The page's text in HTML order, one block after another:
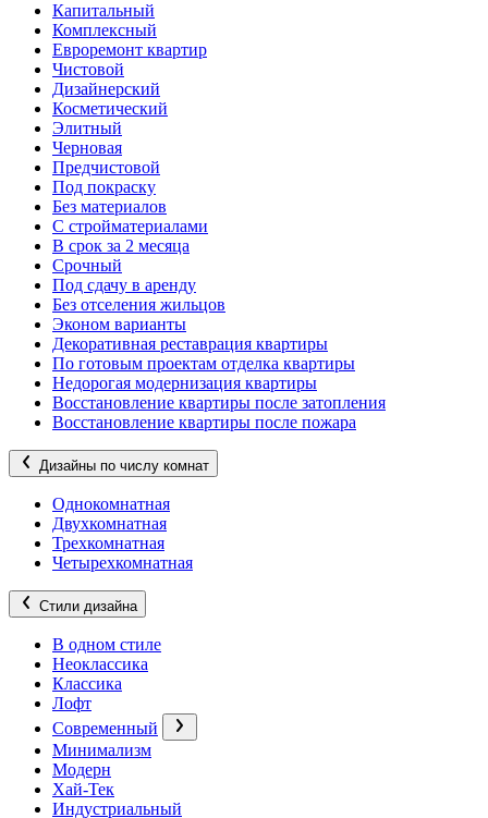
Капитальный
Комплексный
Евроремонт квартир
Чистовой
Дизайнерский
Косметический
Элитный
Черновая
Предчистовой
Под покраску
Без материалов
С стройматериалами
В срок за 2 месяца
Срочный
Под сдачу в аренду
Без отселения жильцов
Эконом варианты
Декоративная реставрация квартиры
По готовым проектам отделка квартиры
Недорогая модернизация квартиры
Восстановление квартиры после затопления
Восстановление квартиры после пожара
Дизайны по числу комнат
Однокомнатная
Двухкомнатная
Трехкомнатная
Четырехкомнатная
Стили дизайна
В одном стиле
Неоклассика
Классика
Лофт
Современный
Минимализм
Модерн
Хай-Тек
Индустриальный